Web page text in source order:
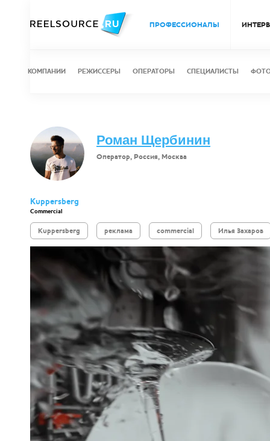
ПРОФЕССИОНАЛЫ
КОМПАНИИ РЕЖИССЕРЫ ОПЕРАТОРЫ СПЕЦИАЛИСТЫ
Роман Щербинин
Оператор, Россия, Москва
Kuppersberg
Commercial
Kuppersberg реклама commercial Илья Захаров